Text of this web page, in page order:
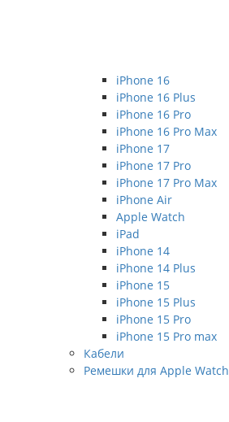
iPhone 16
iPhone 16 Plus
iPhone 16 Pro
iPhone 16 Pro Max
iPhone 17
iPhone 17 Pro
iPhone 17 Pro Max
iPhone Air
Apple Watch
iPad
iPhone 14
iPhone 14 Plus
iPhone 15
iPhone 15 Plus
iPhone 15 Pro
iPhone 15 Pro max
Кабели
Ремешки для Apple Watch